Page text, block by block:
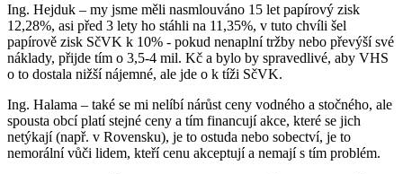
Ing. Hejduk – my jsme měli nasmlouváno 15 let papírový zisk
12,28%, asi před 3 lety ho stáhli na 11,35%, v tuto chvíli šel
papírově zisk SčVK k 10% - pokud nenaplní tržby nebo převýší své
náklady, přijde tím o 3,5-4 mil. Kč a bylo by spravedlivé, aby VHS
o to dostala nižší nájemné, ale jde o k tíži SčVK.
Ing. Halama – také se mi nelíbí nárůst ceny vodného a stočného, ale
spousta obcí platí stejné ceny a tím financují akce, které se jich
netýkají (např. v Rovensku), je to ostuda nebo sobectví, je to
nemorální vůči lidem, kteří cenu akceptují a nemají s tím problém.